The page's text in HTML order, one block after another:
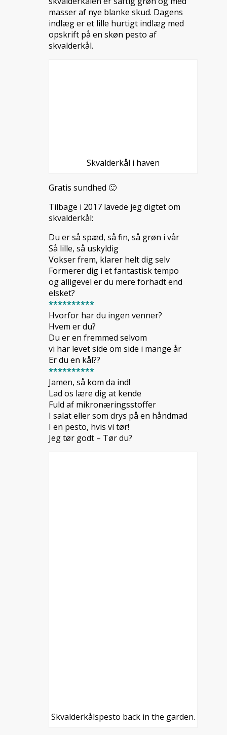
masser af nye blanke skud. Dagens
indlæg er et lille hurtigt indlæg med
opskrift på en skøn pesto af
skvalderkål.
Skvalderkål i haven
Gratis sundhed 🙂
Tilbage i 2017 lavede jeg digtet om
skvalderkål:
Du er så spæd, så fin, så grøn i vår
Så lille, så uskyldig
Vokser frem, klarer helt dig selv
Formerer dig i et fantastisk tempo
og alligevel er du mere forhadt end
elsket?
**********
Hvorfor har du ingen venner?
Hvem er du?
Du er en fremmed selvom
vi har levet side om side i mange år
Er du en kål??
**********
Jamen, så kom da ind!
Lad os lære dig at kende
Fuld af mikronæringsstoffer
I salat eller som drys på en håndmad
I en pesto, hvis vi tør!
Jeg tør godt – Tør du?
Skvalderkålspesto back in the garden.